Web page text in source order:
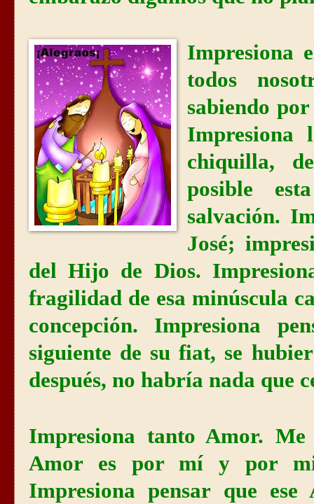
Impresiona
todos
sabiendo
Impresiona
chiquilla,
posible
salvación.
José;
del Hijo de Dios.
fragilidad de esa minúscula
concepción. Impresiona
siguiente de su fiat, se
después, no habría nada que
Impresiona tanto Amor. Me
Amor es por mí y por
Impresiona pensar que